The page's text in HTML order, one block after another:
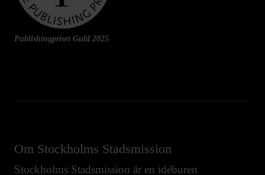
Publishingpriset Guld 2025
Om Stockholms Stadsmission
Stockholms Stadsmission är en idéburen